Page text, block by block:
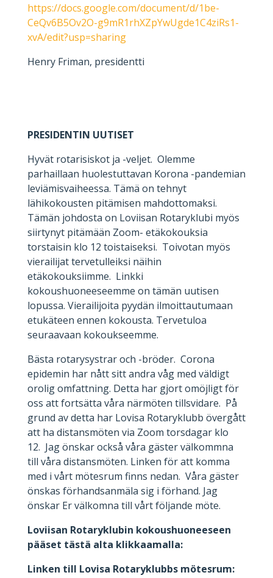
https://docs.google.com/document/d/1be-
CeQv6B5Ov2O-g9mR1rhXZpYwUgde1C4ziRs1-
xvA/edit?usp=sharing
Henry Friman, presidentti
PRESIDENTIN UUTISET
Hyvät rotarisiskot ja -veljet. Olemme
parhaillaan huolestuttavan Korona -pandemian
leviämisvaiheessa. Tämä on tehnyt
lähikokousten pitämisen mahdottomaksi.
Tämän johdosta on Loviisan Rotaryklubi myös
siirtynyt pitämään Zoom- etäkokouksia
torstaisin klo 12 toistaiseksi. Toivotan myös
vierailijat tervetulleiksi näihin
etäkokouksiimme. Linkki
kokoushuoneeseemme on tämän uutisen
lopussa. Vierailijoita pyydän ilmoittautumaan
etukäteen ennen kokousta. Tervetuloa
seuraavaan kokoukseemme.
Bästa rotarysystrar och -bröder. Corona
epidemin har nått sitt andra våg med väldigt
orolig omfattning. Detta har gjort omöjligt för
oss att fortsätta våra närmöten tillsvidare. På
grund av detta har Lovisa Rotaryklubb övergått
att ha distansmöten via Zoom torsdagar klo
12. Jag önskar också våra gäster välkommna
till våra distansmöten. Linken för att komma
med i vårt mötesrum finns nedan. Våra gäster
önskas förhandsanmäla sig i förhand. Jag
önskar Er välkomna till vårt följande möte.
Loviisan Rotaryklubin kokoushuoneeseen
pääset tästä alta klikkaamalla:
Linken till Lovisa Rotaryklubbs mötesrum: